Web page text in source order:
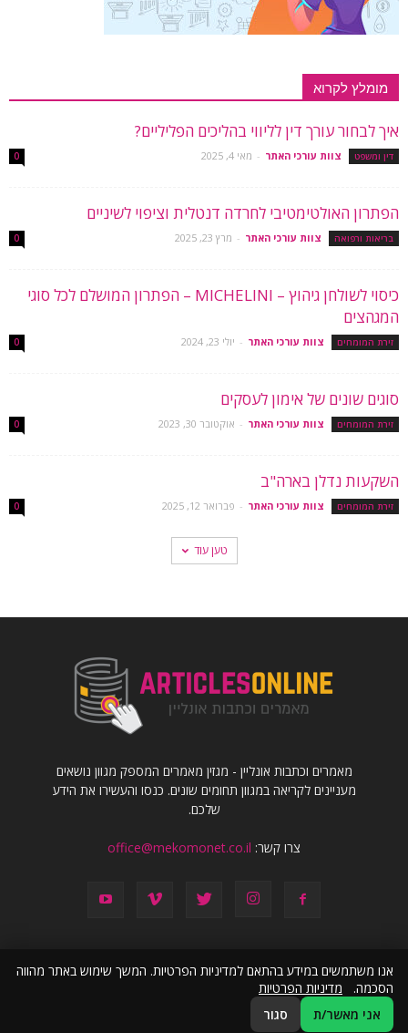
מומלץ לקרוא
איך לבחור עורך דין לליווי בהליכים הפליליים?
דין ומשפט צוות עורכי האתר - מאי 4, 2025 0
הפתרון האולטימטיבי לחרדה דנטלית וציפוי לשיניים
בריאות ורפואה צוות עורכי האתר - מרץ 23, 2025 0
כיסוי לשולחן גיהוץ – MICHELINI – הפתרון המושלם לכל סוגי
המגהצים
זירת המומחים צוות עורכי האתר - יולי 23, 2024 0
סוגים שונים של אימון לעסקים
זירת המומחים צוות עורכי האתר - אוקטובר 30, 2023 0
השקעות נדלן בארה"ב
זירת המומחים צוות עורכי האתר - פברואר 12, 2025 0
טען עוד
מאמרים וכתבות אונליין - מגזין מאמרים המספק מגוון נושאים
מעניינים לקריאה במגוון תחומים שונים. כנסו והעשירו את הידע
שלכם.
צרו קשר: office@mekomonet.co.il
פרסמו אצלנו מחפשים כותבים
© כל הזכויות שמורות ל articlesonline.co.il
אנו משתמשים במידע בהתאם למדיניות הפרטיות. המשך שימוש באתר מהווה
הסכמה. מדיניות הפרטיות
אני מאשר/ת
סגור